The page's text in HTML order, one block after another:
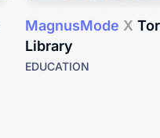
MagnusMode X
Library
EDUCATION